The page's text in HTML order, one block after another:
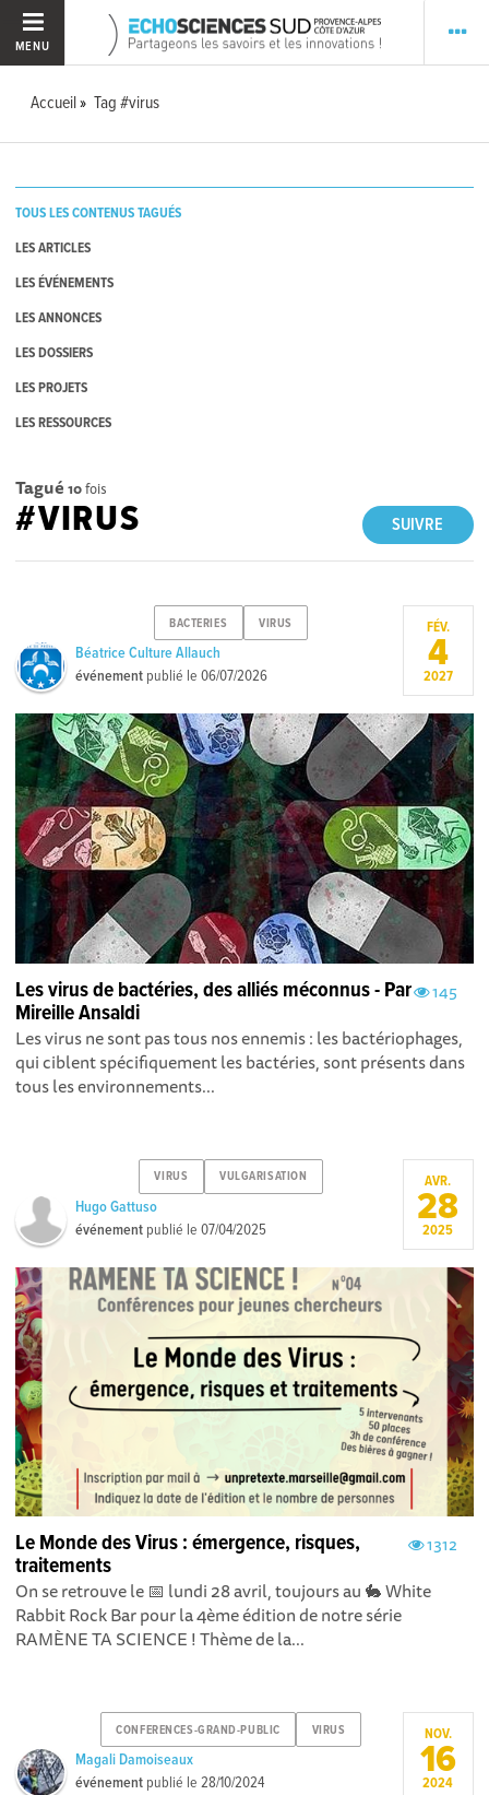
MENU
Accueil Tag #virus
TOUS LES CONTENUS TAGUÉS
LES ARTICLES
LES ÉVÉNEMENTS
LES ANNONCES
LES DOSSIERS
LES PROJETS
LES RESSOURCES
Tagué 10fois
SUIVRE
#VIRUS
BACTERIES VIRUS
Béatrice Culture Allauch
événement publié le06/07/2026
FÉV.
4
2027
145
Les virus de bactéries, des alliés méconnus - Par
Mireille Ansaldi
Les virus ne sont pas tous nos ennemis : les bactériophages,
qui ciblent spécifiquement les bactéries, sont présents dans
tous les environnements...
VIRUS VULGARISATION
Hugo Gattuso
événement publié le07/04/2025
AVR.
28
2025
1312
Le Monde des Virus : émergence, risques,
traitements
On se retrouve le 📅 lundi 28 avril, toujours au 🐇 White
Rabbit Rock Bar pour la 4ème édition de notre série
RAMÈNE TA SCIENCE ! Thème de la...
CONFERENCES-GRAND-PUBLIC VIRUS
Magali Damoiseaux
événement publié le28/10/2024
NOV.
16
2024